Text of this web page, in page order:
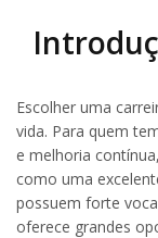
Escolher uma
vida. Para quem
e melhoria
como uma
possuem forte
oferece grandes